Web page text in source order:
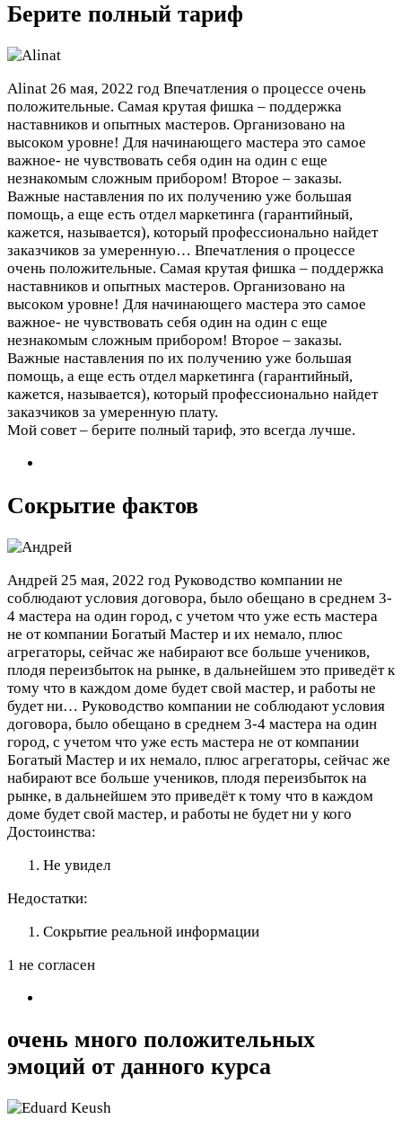
Берите полный тариф
Alinat 26 мая, 2022 год Впечатления о процессе очень
положительные. Самая крутая фишка – поддержка
наставников и опытных мастеров. Организовано на
высоком уровне! Для начинающего мастера это самое
важное- не чувствовать себя один на один с еще
незнакомым сложным прибором! Второе – заказы.
Важные наставления по их получению уже большая
помощь, а еще есть отдел маркетинга (гарантийный,
кажется, называется), который профессионально найдет
заказчиков за умеренную… Впечатления о процессе
очень положительные. Самая крутая фишка – поддержка
наставников и опытных мастеров. Организовано на
высоком уровне! Для начинающего мастера это самое
важное- не чувствовать себя один на один с еще
незнакомым сложным прибором! Второе – заказы.
Важные наставления по их получению уже большая
помощь, а еще есть отдел маркетинга (гарантийный,
кажется, называется), который профессионально найдет
заказчиков за умеренную плату.
Мой совет – берите полный тариф, это всегда лучше.
Сокрытие фактов
Андрей 25 мая, 2022 год Руководство компании не
соблюдают условия договора, было обещано в среднем 3-
4 мастера на один город, с учетом что уже есть мастера
не от компании Богатый Мастер и их немало, плюс
агрегаторы, сейчас же набирают все больше учеников,
плодя переизбыток на рынке, в дальнейшем это приведёт к
тому что в каждом доме будет свой мастер, и работы не
будет ни… Руководство компании не соблюдают условия
договора, было обещано в среднем 3-4 мастера на один
город, с учетом что уже есть мастера не от компании
Богатый Мастер и их немало, плюс агрегаторы, сейчас же
набирают все больше учеников, плодя переизбыток на
рынке, в дальнейшем это приведёт к тому что в каждом
доме будет свой мастер, и работы не будет ни у кого
Достоинства:
Не увидел
Недостатки:
Сокрытие реальной информации
1 не согласен
очень много положительных
эмоций от данного курса